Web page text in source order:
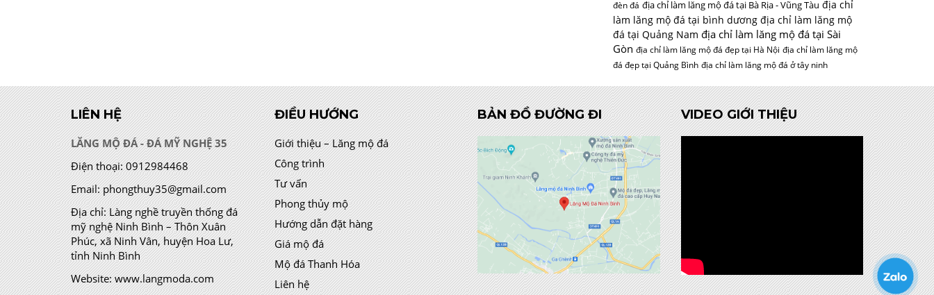
đèn đá địa chỉ làm lăng mộ đá tại Bà Rịa - Vũng Tàu địa chỉ
làm lăng mộ đá tại bình dương địa chỉ làm lăng mộ
đá tại Quảng Nam địa chỉ làm lăng mộ đá tại Sài
Gòn địa chỉ làm lăng mộ đá đẹp tại Hà Nội địa chỉ làm lăng mộ
đá đẹp tại Quảng Bình địa chỉ làm lăng mộ đá ở tây ninh
LIÊN HỆ
LĂNG MỘ ĐÁ - ĐÁ MỸ NGHỆ 35
Điện thoại: 0912984468
Email: phongthuy35@gmail.com
Địa chỉ:Làng nghề truyền thống đá
mỹ nghệ Ninh Bình – Thôn Xuân
Phúc, xã Ninh Vân, huyện Hoa Lư,
tỉnh Ninh Bình
Website: www.langmoda.com
ĐIỀU HƯỚNG
Giới thiệu – Lăng mộ đá
Công trình
Tư vấn
Phong thủy mộ
Hướng dẫn đặt hàng
Giá mộ đá
Mộ đá Thanh Hóa
Liên hệ
BẢN ĐỒ ĐƯỜNG ĐI VIDEO GIỚI THIỆU